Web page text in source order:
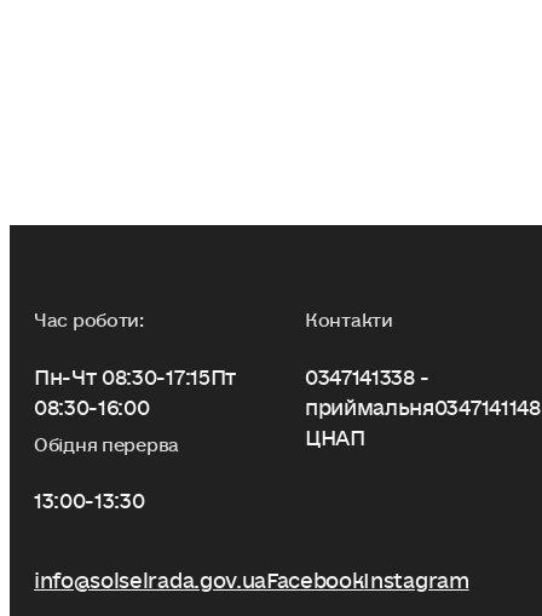
Час роботи:
Пн-Чт 08:30-17:15Пт
08:30-16:00
Обідня перерва
13:00-13:30
Контакти
0347141338 -
приймальня
ЦНАП
info@solselrada.gov.uaFacebookInstagram